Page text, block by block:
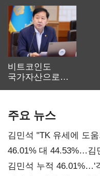
비트코인도
국가자산으로…'
주요 뉴스
김민석 "TK 유세에 도
대표된 양 당직 배분"
46.01% 대 44.53%…김
김민석 누적 46.01%…'